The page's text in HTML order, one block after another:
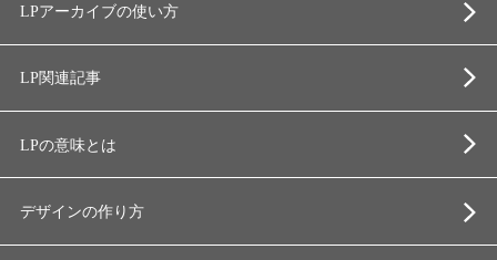
LPアーカイブの使い方
LP関連記事
LPの意味とは
デザインの作り方